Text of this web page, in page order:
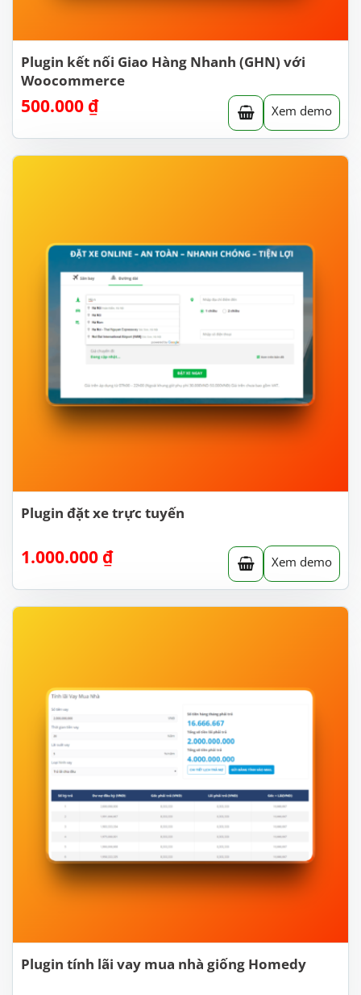
Plugin kết nối Giao Hàng Nhanh (GHN) với
Woocommerce
500.000 ₫ Xem demo
Plugin đặt xe trực tuyến
1.000.000 ₫ Xem demo
Plugin tính lãi vay mua nhà giống Homedy